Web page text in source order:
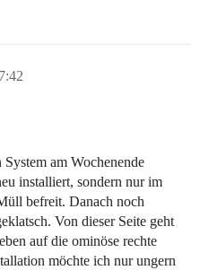
am Wochenende
installiert, sondern nur im
befreit. Danach noch
Von dieser Seite geht
auf die ominöse rechte
möchte ich nur ungern